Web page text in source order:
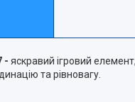
- яскравий ігровий
та рівновагу.